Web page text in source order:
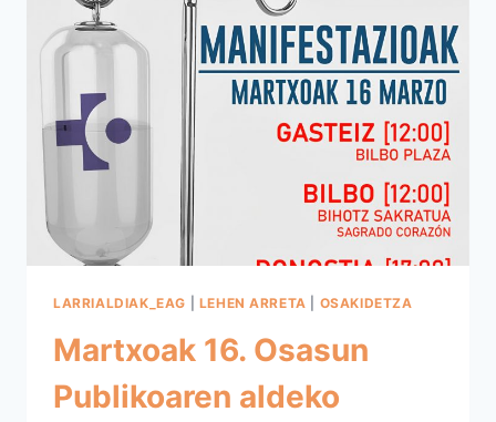
LARRIALDIAK_EAG LEHEN ARRETA OSAKIDETZA
Martxoak 16. Osasun
Publikoaren aldeko